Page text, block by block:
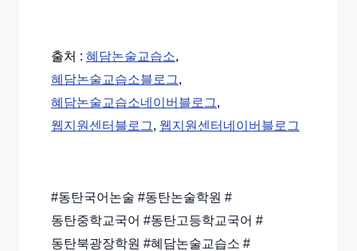
출처 : 혜담논술교습소,
혜담논술교습소블로그,
혜담논술교습소네이버블로그,
웹지원센터블로그, 웹지원센터네이버블로그
#동탄국어논술 #동탄논술학원 #
동탄중학교국어 #동탄고등학교국어 #
동탄북광장학원 #혜담논술교습소 #